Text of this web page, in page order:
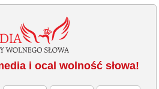
i ocal wolność słowa!